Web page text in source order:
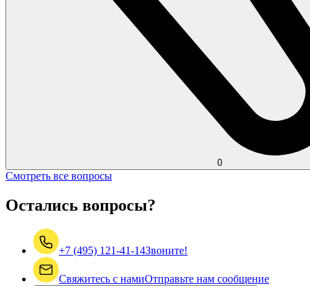
0
Смотреть все вопросы
Остались вопросы?
+7 (495) 121-41-14Звоните!
Свяжитесь с намиОтправьте нам сообщение